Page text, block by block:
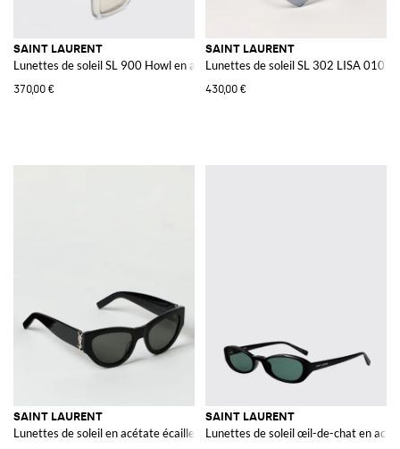
SAINT LAURENT
Lunettes de soleil SL 900 Howl en acétate
370,00 €
SAINT LAURENT
Lunettes de soleil SL 302 LISA 010
430,00 €
SAINT LAURENT
Lunettes de soleil en acétate écaille de tortue
SAINT LAURENT
Lunettes de soleil œil-de-chat en